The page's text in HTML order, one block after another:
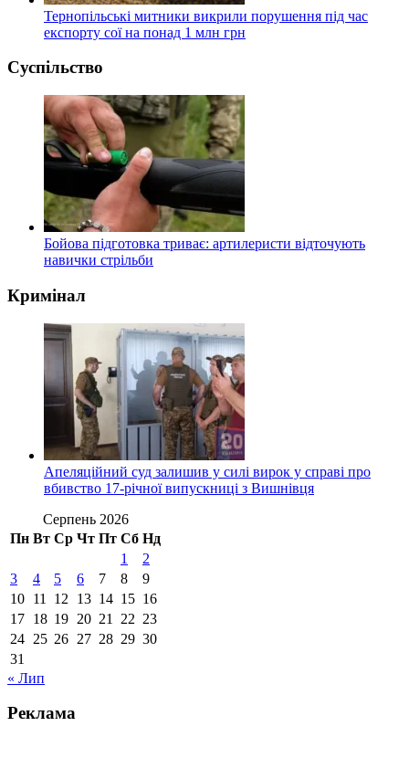
Тернопільські митники викрили порушення під час
експорту сої на понад 1 млн грн
Суспільство
Бойова підготовка триває: артилеристи відточують
навички стрільби
Кримінал
Апеляційний суд залишив у силі вирок у справі про
вбивство 17-річної випускниці з Вишнівця
Серпень 2026
Пн Вт Ср Чт Пт Сб Нд
1
2
3
4 5 6 7 8
9
10 11 12 13 14 15 16
17 18 19 20 21 22 23
24 25 26 27 28 29 30
31
« Лип
Реклама